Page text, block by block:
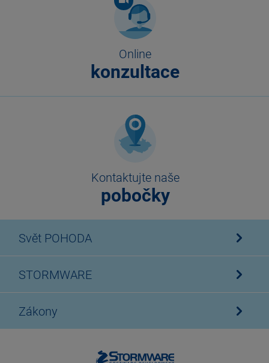
Online
konzultace
Kontaktujte naše
pobočky
Svět POHODA
STORMWARE
Zákony